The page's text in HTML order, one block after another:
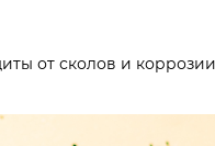
от сколов и коррозии